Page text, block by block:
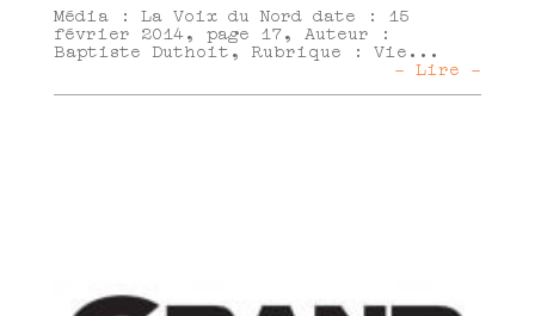
Média : La Voix du Nord date : 15
février 2014, page 17, Auteur :
Baptiste Duthoit, Rubrique : Vie...
- Lire -